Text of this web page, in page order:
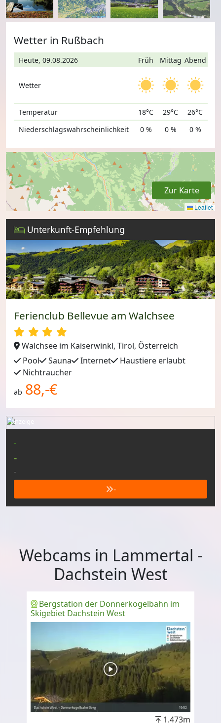
Wetter in Rußbach
Heute, 09.08.2026
Wetter
Temperatur
Niederschlagswahrscheinlichkeit
Früh
18°C
0 %
Mittag
29°C
0 %
Abend
26°C
0 %
Leaflet
Zur Karte
Unterkunft-Empfehlung
Ferienclub Bellevue am Walchsee
Walchsee im Kaiserwinkl, Tirol, Österreich
Pool
Sauna Internet
Haustiere erlaubt
Nichtraucher
ab 88,-€
-
-
-
-
Anzeige
Webcams in Lammertal -
Dachstein West
Bergstation der Donnerkogelbahn im
Skigebiet Dachstein West
1.473m